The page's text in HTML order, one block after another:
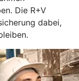
Die R+V
dabei,